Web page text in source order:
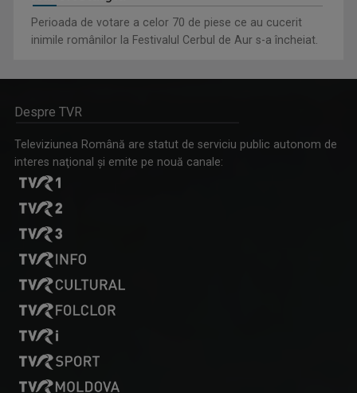
Perioada de votare a celor 70 de piese ce au cucerit
inimile românilor la Festivalul Cerbul de Aur s-a încheiat.
Despre TVR
Televiziunea Română are statut de serviciu public autonom de
interes naţional şi emite pe nouă canale: